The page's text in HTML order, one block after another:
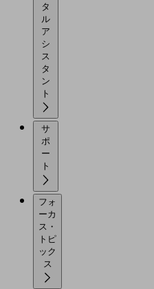
タ
ル
ア
シ
ス
タ
ン
サ
ポ
ー
フォ
ーカ
ス・
トピ
ック